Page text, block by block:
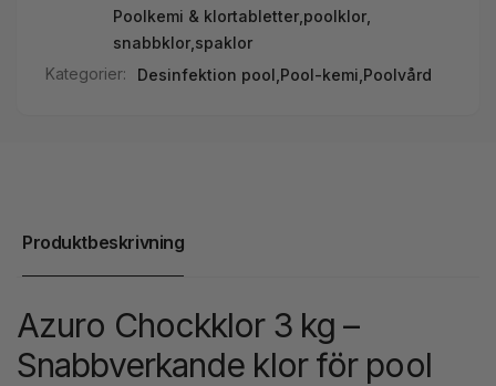
Poolkemi & klortabletter poolklor
snabbklor spaklor
Kategorier:
Desinfektion pool, Pool-kemi, Poolvård
Produktbeskrivning
Azuro Chockklor 3 kg –
Snabbverkande klor för pool